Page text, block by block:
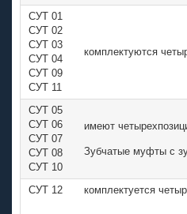
СУТ 01
СУТ 02
СУТ 03
СУТ 04
СУТ 09
СУТ 11
комплектуются
СУТ 05
СУТ 06
СУТ 07
СУТ 08
СУТ 10
имеют
Зубчатые муфты с
СУТ 12 комплектуется